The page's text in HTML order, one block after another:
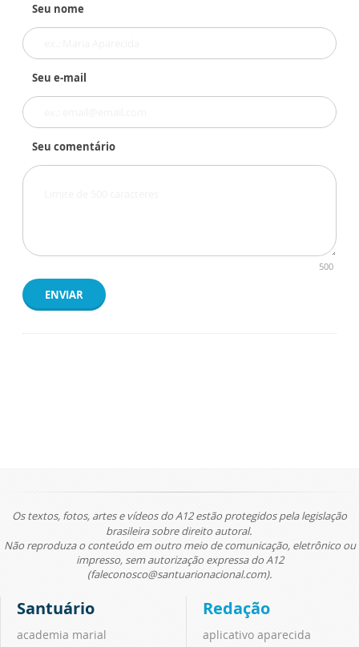
Seu nome
Seu e-mail
Seu comentário
500
ENVIAR
Os textos, fotos, artes e vídeos do A12 estão protegidos pela legislação
brasileira sobre direito autoral.
Não reproduza o conteúdo em outro meio de comunicação, eletrônico ou
impresso, sem autorização expressa do A12
(faleconosco@santuarionacional.com).
Santuário
academia marial
Redação
aplicativo aparecida